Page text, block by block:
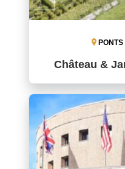
Château &